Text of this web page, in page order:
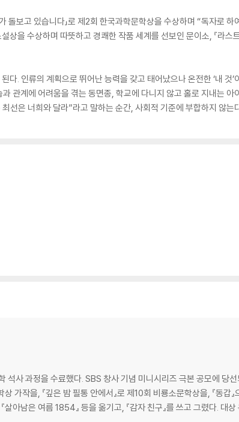
보고 있습니다」로 제2회 한국과학문학상을 수상하며 “독자로 하
상을 수상하며 따뜻하고 경쾌한 작품 세계를 선보인 문이소, 『라스
다. 인류의 계획으로 뛰어난 능력을 갖고 태어났으나 온전한 ‘내 것’
관계에 어려움을 겪는 동면종, 학교에 다니지 않고 홀로 지내는 아
선은 너희와 달라”라고 말하는 순간, 사회적 기준에 부합하지 않는
사 과정을 수료했다. SBS 창사 기념 미니시리즈 극본 공모에 당
가작을, 『깊은 밤 필통 안에서』로 제10회 비룡소문학상을, 『동갑
아남은 여름 1854』 등을 옮기고, 『감자 친구』를 쓰고 그렸다. 대